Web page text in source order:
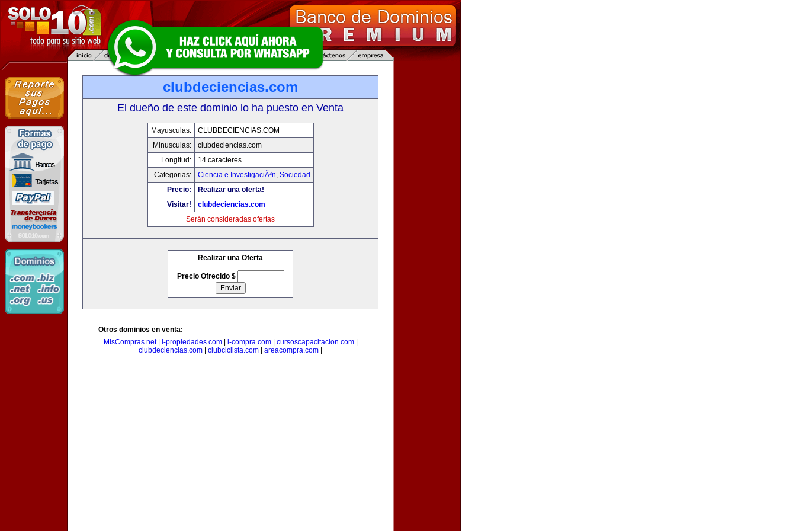
clubdeciencias.com
El dueño de este dominio lo ha puesto en Venta
Mayusculas:
CLUBDECIENCIAS.COM
Minusculas:
clubdeciencias.com
Longitud:
14 caracteres
Categorias:
Ciencia e InvestigaciÃ³n, Sociedad
Precio:
Realizar una oferta!
Visitar!
clubdeciencias.com
Serán consideradas ofertas
Realizar una Oferta
Precio Ofrecido $
Otros dominios en venta:
MisCompras.net| i-propiedades.com| i-compra.com| cursoscapacitacion.com|
clubdeciencias.com
clubciclista.com areacompra.com